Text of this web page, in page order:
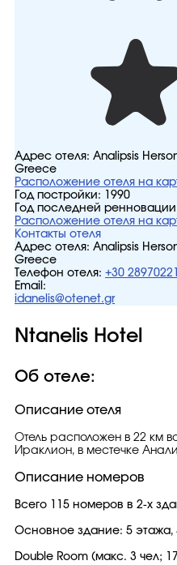
Адрес отеля: Analipsis
Greece
Расположение отеля на
Год постройки:
1990
Год последней
Расположение отеля на
Контакты отеля
Адрес отеля: Analipsis
Greece
Телефон отеля: +30
Email:
idanelis@otenet.gr
Ntanelis Hotel
Об отеле:
Описание отеля
Отель расположен в 22 км
Ираклион, в местечке
Описание номеров
Всего 115 номеров в 2-х
Основное здание: 5 этажа,
Double Room (макс. 3 чел;